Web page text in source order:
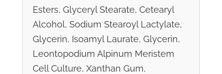
Esters, Glyceryl Stearate, Cetearyl
Alcohol, Sodium Stearoyl Lactylate,
Glycerin, Isoamyl Laurate, Glycerin,
Leontopodium Alpinum Meristem
Cell Culture, Xanthan Gum,